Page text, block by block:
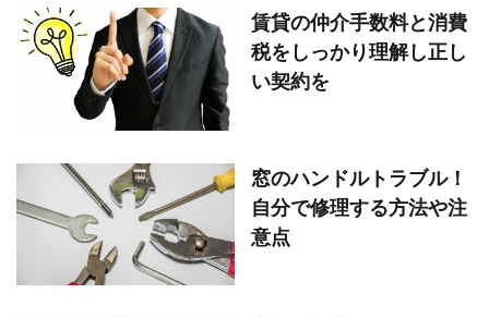
賃貸の仲介手数料と消費
税をしっかり理解し正し
い契約を
窓のハンドルトラブル！
自分で修理する方法や注
意点